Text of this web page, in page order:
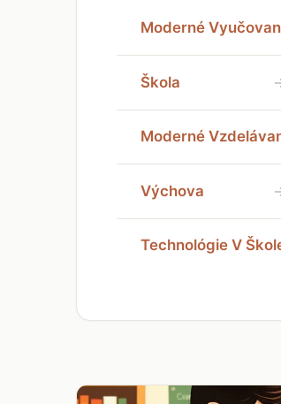
Moderné
Škola
Moderné
Výchova
Technológie V